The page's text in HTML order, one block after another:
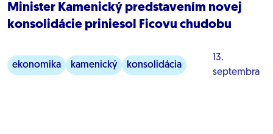
Minister Kamenický predstavením novej
konsolidácie priniesol Ficovu chudobu
ekonomika kamenický
konsolidácia
13.
septembra